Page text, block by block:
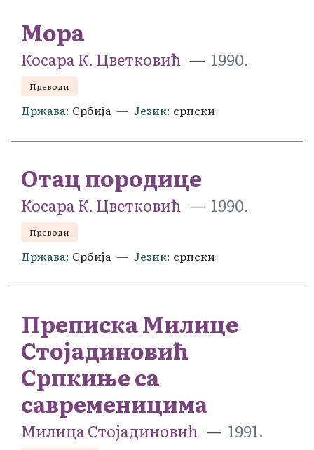
Мора
Косара К. Цветковић 1990.
Преводи
Држава Србија Језик српски
Отац породице
Косара К. Цветковић 1990.
Преводи
Држава Србија Језик српски
Преписка Милице
Стојадиновић
Српкиње са
савременицима
Милица Стојадиновић 1991.